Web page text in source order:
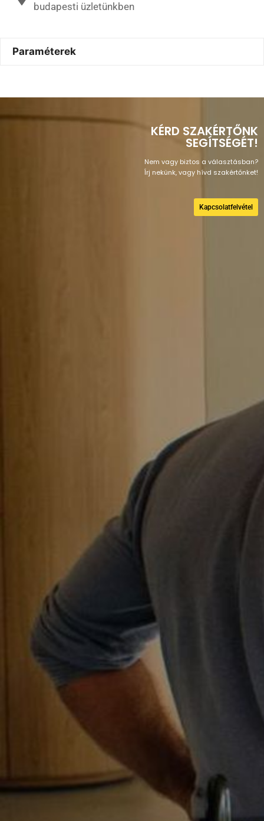
budapesti üzletünkben
Paraméterek
KÉRD SZAKÉRTŐNK
SEGÍTSÉGÉT!
Nem vagy biztos a választásban?
Írj nekünk, vagy hívd szakértőnket!
Kapcsolatfelvétel